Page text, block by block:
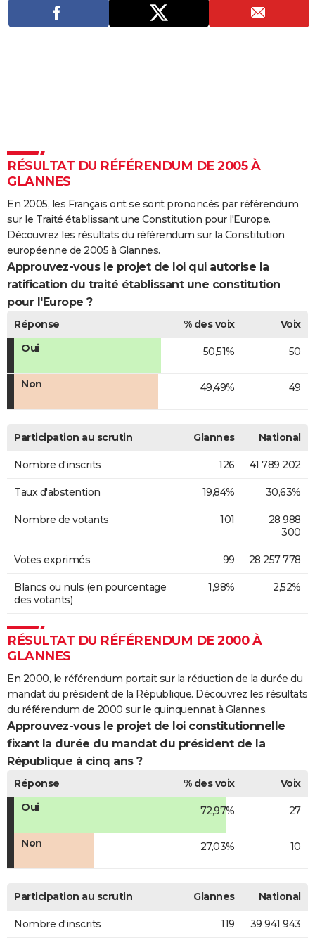
Destinations
Voyage nature
Voyage de noces
Dictionnaire
Biographies
Citations
Expressions
Proverbes
PROGRAMME TV
COPAINS D'AVANT
S'inscrire
Se connecter
Lycées
Collèges
Primaires
Universités
Entreprises
Service militaire
Avis de recherche
AVIS DE DÉCÈS
FORUM
Bricolage
Lifestyle
Culture
Sport
Auto
Television
Voyage
Cinema
RÉSULTAT DU RÉFÉRENDUM DE 2005 À
GLANNES
En 2005, les Français ont se sont prononcés par référendum
sur le Traité établissant une Constitution pour l'Europe.
Découvrez les résultats du référendum sur la Constitution
européenne de 2005 à Glannes.
Approuvez-vous le projet de loi qui autorise la
ratification du traité établissant une constitution
pour l'Europe ?
Réponse % des voix
Voix
Oui
50,51% 50
Non 49,49% 49
Participation au scrutin Glannes National
Nombre d'inscrits 126 41 789 202
Taux d'abstention 19,84% 30,63%
Nombre de votants 101
28 988
300
Votes exprimés 99 28 257 778
Blancs ou nuls (en pourcentage
des votants)
1,98% 2,52%
RÉSULTAT DU RÉFÉRENDUM DE 2000 À
GLANNES
En 2000, le référendum portait sur la réduction de la durée du
mandat du président de la République. Découvrez les résultats
du référendum de 2000 sur le quinquennat à Glannes.
Approuvez-vous le projet de loi constitutionnelle
fixant la durée du mandat du président de la
République à cinq ans ?
Réponse % des voix
Voix
Oui
72,97% 27
Non 27,03% 10
Participation au scrutin Glannes National
Nombre d'inscrits 119 39 941 943